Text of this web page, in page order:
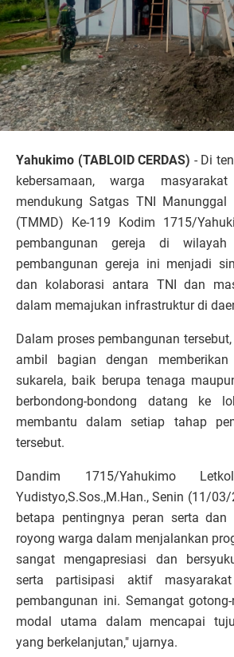
Yahukimo (TABLOID CERDAS) - Di
kebersamaan, warga
mendukung Satgas TNI Manunggal
(TMMD) Ke-119 Kodim 1715/
pembangunan gereja di wilayah
pembangunan gereja ini menjadi
dan kolaborasi antara TNI dan
dalam memajukan infrastruktur di
Dalam proses pembangunan
ambil bagian dengan
sukarela, baik berupa tenaga
berbondong-bondong datang ke
membantu dalam setiap tahap
tersebut.
Dandim 1715/Yahukimo
Yudistyo,S.Sos.,M.Han., Senin (11/
betapa pentingnya peran serta dan
royong warga dalam menjalankan
sangat mengapresiasi dan
serta partisipasi aktif
pembangunan ini. Semangat
modal utama dalam mencapai
yang berkelanjutan," ujarnya.